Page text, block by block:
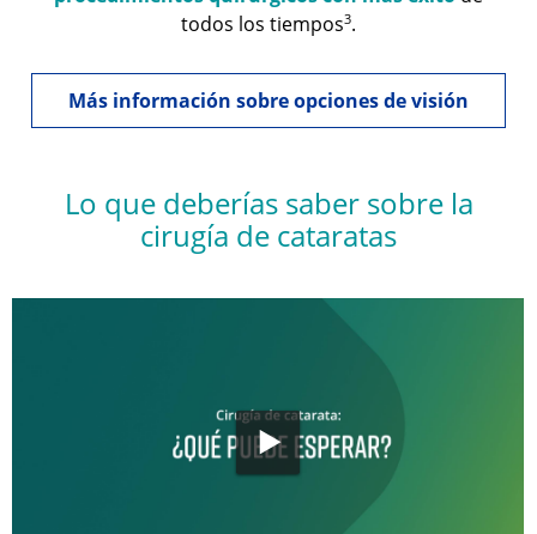
todos los tiempos3.
Más información sobre opciones de visión
Lo que deberías saber sobre la
cirugía de cataratas